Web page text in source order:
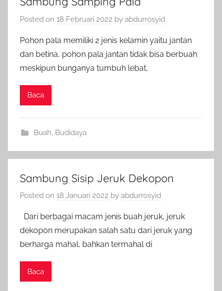
Posted on 18 Februari 2022 by abdurrosyid
Pohon pala memiliki 2 jenis kelamin yaitu jantan
dan betina, pohon pala jantan tidak bisa berbuah
meskipun bunganya tumbuh lebat,
Baca
Buah Budidaya
Sambung Sisip Jeruk Dekopon
Posted on 18 Januari 2022 by abdurrosyid
Dari berbagai macam jenis buah jeruk, jeruk
dekopon merupakan salah satu dari jeruk yang
berharga mahal, bahkan termahal di
Baca